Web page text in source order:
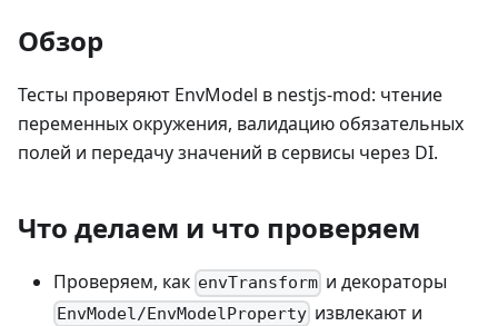
Обзор
Тесты проверяют EnvModel в nestjs-mod: чтение
переменных окружения, валидацию обязательных
полей и передачу значений в сервисы через DI.
Что делаем и что проверяем
Проверяем, как envTransform и декораторы
EnvModel/EnvModelProperty извлекают и